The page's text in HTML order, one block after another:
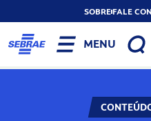
SOBREFALE
MENU